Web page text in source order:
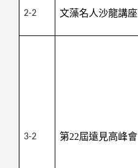
2-2 文藻名人沙龍講座
3-2 第22屆遠見高峰會